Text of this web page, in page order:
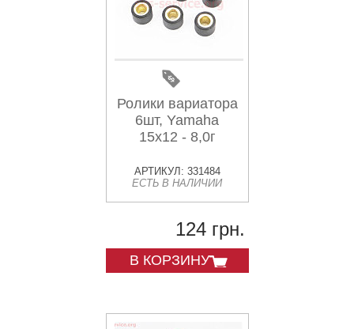
Ролики вариатора
6шт, Yamaha
15x12 - 8,0г
АРТИКУЛ: 331484
ЕСТЬ В НАЛИЧИИ
124 грн.
В КОРЗИНУ